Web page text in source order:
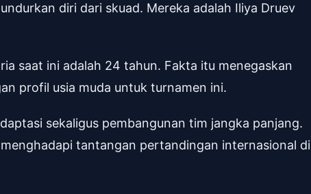
diri dari skuad. Mereka adalah Iliya Druev
saat ini adalah 24 tahun. Fakta itu menegaskan
profil usia muda untuk turnamen ini.
sekaligus pembangunan tim jangka panjang.
tantangan pertandingan internasional di